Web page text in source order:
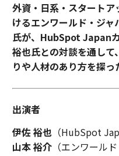
外資・日系・スタート
けるエンワールド・ジ
氏が、HubSpot Japan
裕也氏との対談を通して
りや人材のあり方を探っ
出演者
伊佐 裕也（HubSpot
山本 裕介（エンワールド